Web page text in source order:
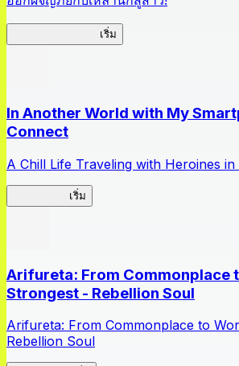
เริ่ม
In Another World with My
Connect
A Chill Life Traveling with Heroines
เริ่ม
Arifureta: From Commonplace
Strongest - Rebellion Soul
Arifureta: From Commonplace to
Rebellion Soul